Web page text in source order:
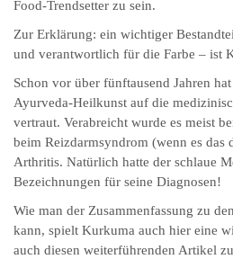
Food-Trendsetter zu sein.
Zur Erklärung: ein wichtiger
und verantwortlich für die Farbe – ist
Schon vor über fünftausend Jahren
Ayurveda-Heilkunst auf die
vertraut. Verabreicht wurde es meist
beim Reiz­darm­syndrom (wenn es das
Arthritis. Natürlich hatte der schlaue
Bezeichnungen für seine Diagnosen!
Wie man der Zusammenfassung zu
kann, spielt Kurkuma auch hier eine
auch diesen weiterführenden Artikel